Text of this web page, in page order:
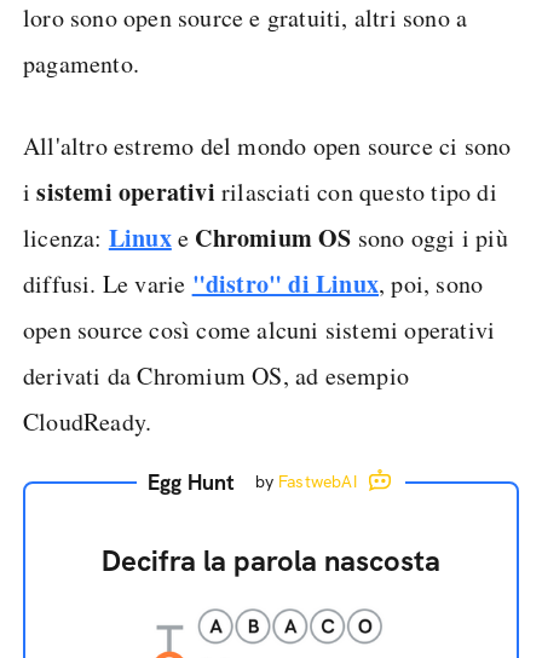
loro sono open source e gratuiti, altri sono a
pagamento.
All'altro estremo del mondo open source ci sono
isistemi operativi rilasciati con questo tipo di
licenza: Linuxe Chromium OS sono oggi i più
diffusi. Le varie "distro" di Linux, poi, sono
open source così come alcuni sistemi operativi
derivati da Chromium OS, ad esempio
CloudReady.
Egg Hunt by FastwebAI
Decifra la parola nascosta